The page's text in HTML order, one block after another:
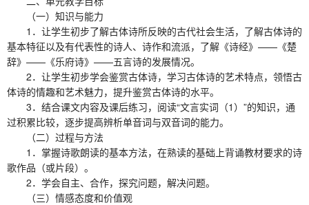
（一）知识与能力
1．让学生初步了解古体诗所反映的古代社会生活，了解古体诗的
基本特征以及有代表性的诗人、诗作和流派，了解《诗经》——《楚
辞》——《乐府诗》——五言诗的发展情况。
2．让学生初步学会鉴赏古体诗，学习古体诗的艺术特点，领悟古
体诗的情趣和艺术魅力，提升鉴赏古体诗的水平。
3．结合课文内容及课后练习，阅读“文言实词（1）”的知识，通
过积累比较，逐步提高辨析单音词与双音词的能力。
（二）过程与方法
1．掌握诗歌朗读的基本方法，在熟读的基础上背诵教材要求的诗
歌作品（或片段）。
2．学会自主、合作，探究问题，解决问题。
（三）情感态度和价值观